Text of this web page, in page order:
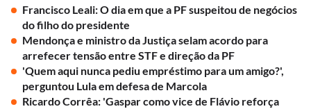
Francisco Leali: O dia em que a PF suspeitou de negócios
do filho do presidente
Mendonça e ministro da Justiça selam acordo para
arrefecer tensão entre STF e direção da PF
'Quem aqui nunca pediu empréstimo para um amigo?',
perguntou Lula em defesa de Marcola
Ricardo Corrêa: 'Gaspar como vice de Flávio reforça